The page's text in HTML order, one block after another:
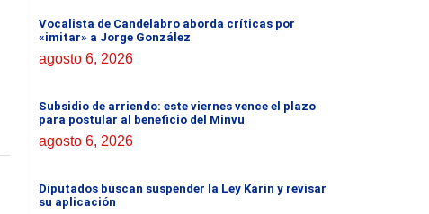
Vocalista de Candelabro aborda críticas por
«imitar» a Jorge González
agosto 6, 2026
Subsidio de arriendo: este viernes vence el plazo
para postular al beneficio del Minvu
agosto 6, 2026
Diputados buscan suspender la Ley Karin y revisar
su aplicación